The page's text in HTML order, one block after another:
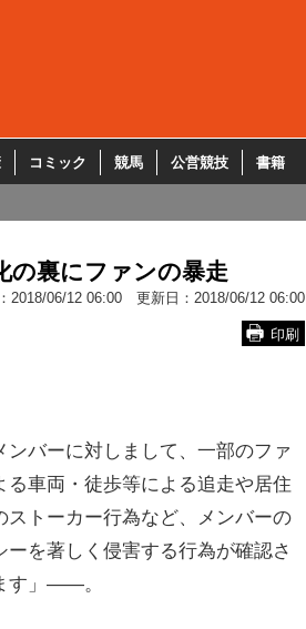
コミック 競馬 公営競技 書籍
の裏にファンの暴走
2018/06/12 06:00 更新日： 2018/06/12 06:00
印刷
ンバーに対しまして、一部のファ
る車両・徒歩等による追走や居住
ストーカー行為など、メンバーの
ーを著しく侵害する行為が確認さ
す」――。